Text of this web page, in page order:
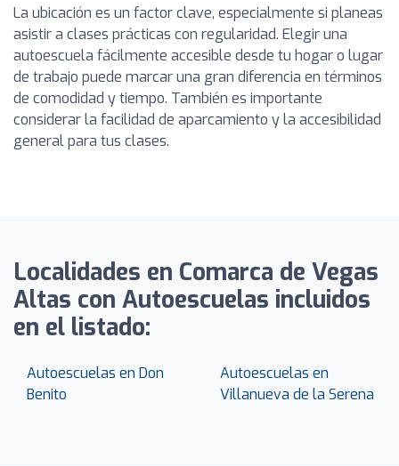
La ubicación es un factor clave, especialmente si planeas
asistir a clases prácticas con regularidad. Elegir una
autoescuela fácilmente accesible desde tu hogar o lugar
de trabajo puede marcar una gran diferencia en términos
de comodidad y tiempo. También es importante
considerar la facilidad de aparcamiento y la accesibilidad
general para tus clases.
Localidades en Comarca de Vegas
Altas con Autoescuelas incluidos
en el listado:
Autoescuelas en Don
Benito
Autoescuelas en
Villanueva de la Serena